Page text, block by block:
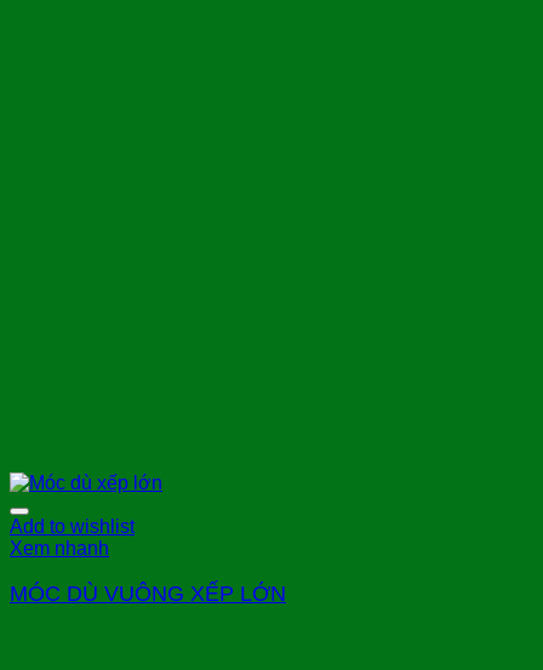
Add to wishlist
Xem nhanh
MÓC DÙ VUÔNG XẾP LỚN